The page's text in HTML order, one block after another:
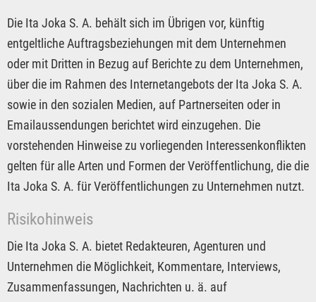
Die Ita Joka S. A. behält sich im Übrigen vor, künftig
entgeltliche Auftragsbeziehungen mit dem Unternehmen
oder mit Dritten in Bezug auf Berichte zu dem Unternehmen,
über die im Rahmen des Internetangebots der Ita Joka S. A.
sowie in den sozialen Medien, auf Partnerseiten oder in
Emailaussendungen berichtet wird einzugehen. Die
vorstehenden Hinweise zu vorliegenden Interessenkonflikten
gelten für alle Arten und Formen der Veröffentlichung, die die
Ita Joka S. A. für Veröffentlichungen zu Unternehmen nutzt.
Risikohinweis
Die Ita Joka S. A. bietet Redakteuren, Agenturen und
Unternehmen die Möglichkeit, Kommentare, Interviews,
Zusammenfassungen, Nachrichten u. ä. auf